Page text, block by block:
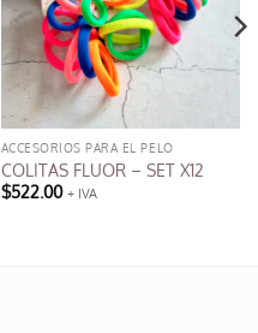
ACCESORIOS PARA EL PELO
COLITAS FLUOR – SET X12
$522.00 + IVA